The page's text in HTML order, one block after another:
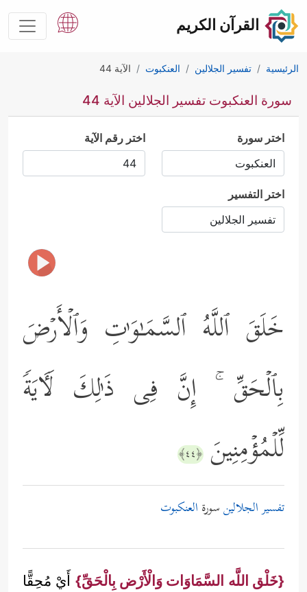
القرآن الكريم
الرئيسية تفسير الجلالين العنكبوت الآية 44
سورة العنكبوت تفسير الجلالين الآية 44
اختر سورة اختر رقم الآية
اختر التفسير
خَلَقَ ٱللَّهُ ٱلسَّمَـٰوَ ٰ⁠تِ وَٱلۡأَرۡضَ
بِٱلۡحَقِّ ۚ إِنَّ فِی ذَ ٰ⁠لِكَ لَـَٔایَةࣰ
لِّلۡمُؤۡمِنِینَ ﴿٤٤﴾
تفسير الجلالينسورة العنكبوت
{خَلْق اللَّه السَّمَاوَات وَالْأَرْض بِالْحَقِّ} أَيْ مُحِقًّا